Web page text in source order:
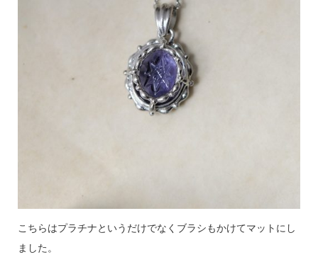
こちらはプラチナというだけでなくブラシもかけてマットにし
ました。